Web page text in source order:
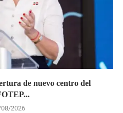
de nuevo centro del
2026